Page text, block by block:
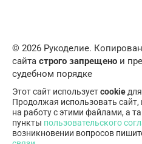
© 2026 Рукоделие.
сайта строго запрещено и
судебном порядке
Этот сайт используетcookie
Продолжая использовать сайт,
на работу с этими файлами, а
пункты пользовательского
возникновении вопросов